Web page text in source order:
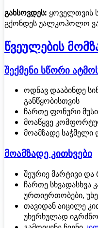
გახსოვდეს: ყოველთვის
გქონდეს უალკოჰოლო
წვეულების
შექმენი სწორი
ოდნავ დააბინდე
განწყობისთვის
ჩართე ფონური
მოაწყვე
მოამზადე საჭმელი
მოამზადე კითხვები
შეურიე მარტივი
ჩართე სხვადასხვა
ურთიერთობები,
თავიდან აიცილე
უხერხულად